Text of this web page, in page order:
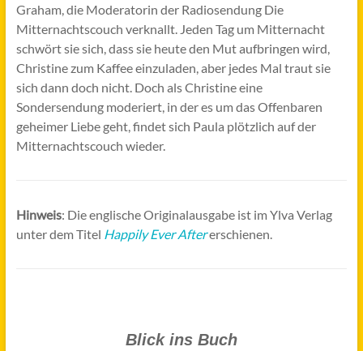
Graham, die Moderatorin der Radiosendung Die
Mitternachtscouch verknallt. Jeden Tag um Mitternacht
schwört sie sich, dass sie heute den Mut aufbringen wird,
Christine zum Kaffee einzuladen, aber jedes Mal traut sie
sich dann doch nicht. Doch als Christine eine
Sondersendung moderiert, in der es um das Offenbaren
geheimer Liebe geht, findet sich Paula plötzlich auf der
Mitternachtscouch wieder.
Hinweis: Die englische Originalausgabe ist im Ylva Verlag
unter dem Titel Happily Ever Aftererschienen.
Blick ins Buch